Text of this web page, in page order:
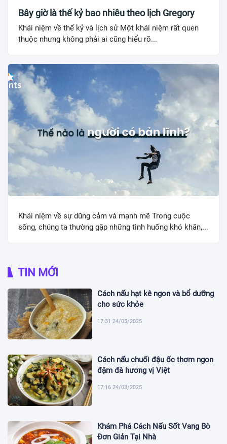
Bây giờ là thế kỷ bao nhiêu theo lịch Gregory
Khái niệm về thế kỷ và lịch sử Một khái niệm rất quen
thuộc nhưng không phải ai cũng hiểu rõ...
Khái niệm về sự dũng cảm và mạnh mẽ Trong cuộc
sống, chúng ta thường gặp những tình huống khó khăn,...
TIN MỚI
Cách nấu hạt kê ngon và bổ dưỡng
cho sức khỏe
17:31 24/03/2025
Cách nấu chuối đậu ốc thơm ngon
đậm đà hương vị Việt
17:16 24/03/2025
Khám Phá Cách Nấu Sốt Vang Bò
Đơn Giản Tại Nhà